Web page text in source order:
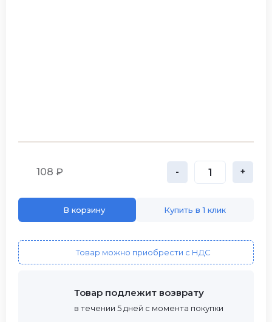
108 ₽ - +
В корзину Купить в 1 клик
Товар можно приобрести с НДС
Товар подлежит возврату
в течении 5 дней с момента покупки